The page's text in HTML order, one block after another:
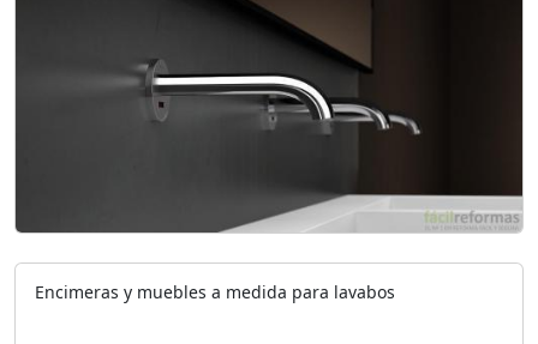
Encimeras y muebles a medida para lavabos